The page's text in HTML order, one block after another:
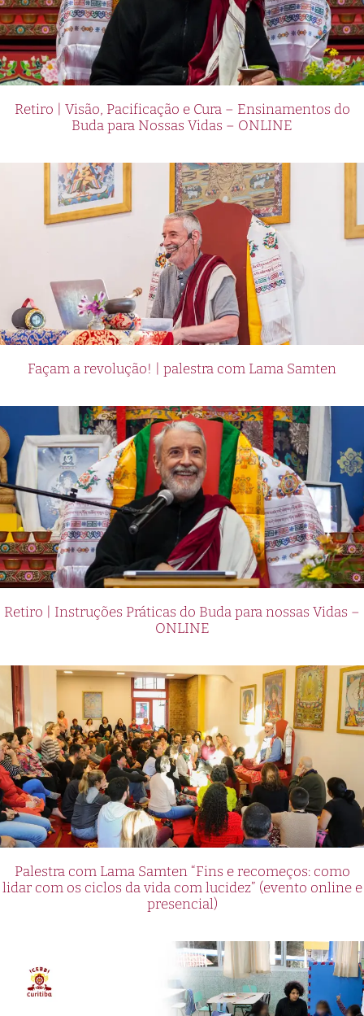
Retiro | Visão, Pacificação e Cura – Ensinamentos do
Buda para Nossas Vidas – ONLINE
Façam a revolução! | palestra com Lama Samten
Retiro | Instruções Práticas do Buda para nossas Vidas –
ONLINE
Palestra com Lama Samten “Fins e recomeços: como
lidar com os ciclos da vida com lucidez” (evento online e
presencial)